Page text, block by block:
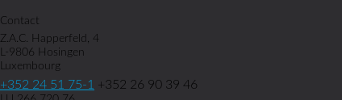
Contact
Z.A.C. Happerfeld, 4
L-9806 Hosingen
Luxembourg
+352 24 51 75-1 +352 26 90 39 46